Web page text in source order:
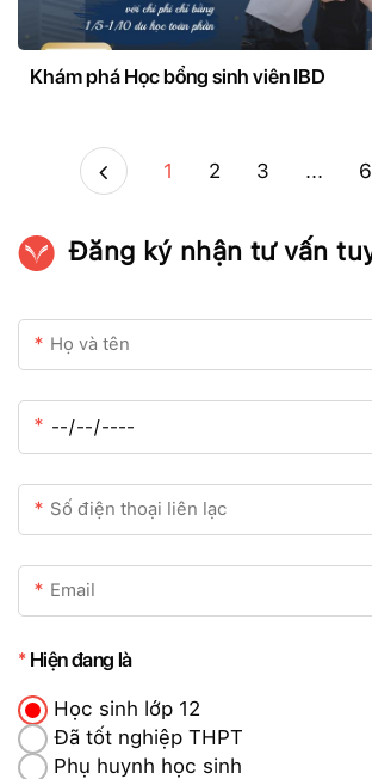
Khám phá Học bổng sinh viên IBD
1 2 3 ... 6
Đăng ký nhận tư vấn
Hiện đang là
Học sinh lớp 12
Đã tốt nghiệp THPT
Phụ huynh học sinh